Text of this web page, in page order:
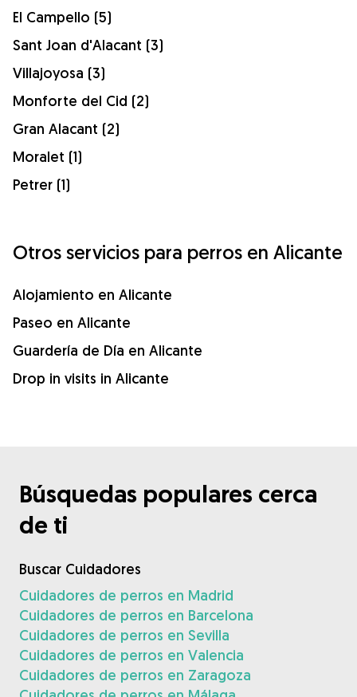
El Campello (5)
Sant Joan d'Alacant (3)
Villajoyosa (3)
Monforte del Cid (2)
Gran Alacant (2)
Moralet (1)
Petrer (1)
Otros servicios para perros en Alicante
Alojamiento en Alicante
Paseo en Alicante
Guardería de Día en Alicante
Drop in visits in Alicante
Búsquedas populares cerca
de ti
Buscar Cuidadores
Cuidadores de perros en Madrid
Cuidadores de perros en Barcelona
Cuidadores de perros en Sevilla
Cuidadores de perros en Valencia
Cuidadores de perros en Zaragoza